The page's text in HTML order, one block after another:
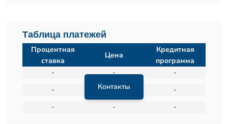
Таблица платежей
Контакты
Процентная
ставка
Цена
Кредитная
программа
-
-
-
-
-
-
-
- -